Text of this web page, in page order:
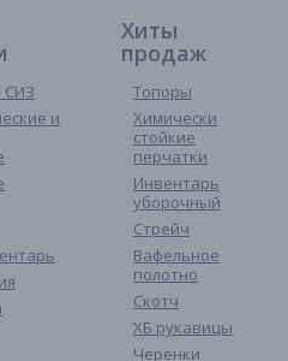
СИЗ
и
Хиты
продаж
Топоры
Химически
стойкие
перчатки
Инвентарь
уборочный
Стрейч
Вафельное
полотно
Скотч
ХБ рукавицы
Черенки